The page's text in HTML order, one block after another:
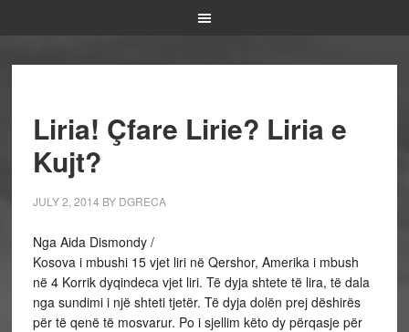
Liria! Çfare Lirie? Liria e
Kujt?
JULY 2, 2014 BY DGRECA
Nga Aida Dismondy /
Kosova i mbushi 15 vjet liri në Qershor, Amerika i mbush
në 4 Korrik dyqindeca vjet liri. Të dyja shtete të lira, të dala
nga sundimi i një shteti tjetër. Të dyja dolën prej dëshirës
për të qenë të mosvarur. Po i sjellim këto dy përqasje për